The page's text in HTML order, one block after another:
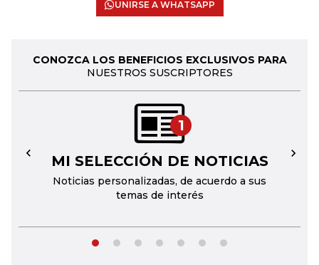
UNIRSE A WHATSAPP
CONOZCA LOS BENEFICIOS EXCLUSIVOS PARA
NUESTROS SUSCRIPTORES
1
MI SELECCIÓN DE NOTICIAS
Noticias personalizadas, de acuerdo a sus
temas de interés
← →